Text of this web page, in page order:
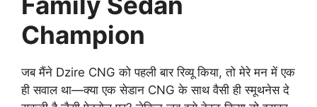
Champion
जब मैंने Dzire CNG को पहली बार रिव्यू किया, तो मेरे मन में एक
ही सवाल था—क्या एक सेडान CNG के साथ वैसी ही स्मूथनेस दे